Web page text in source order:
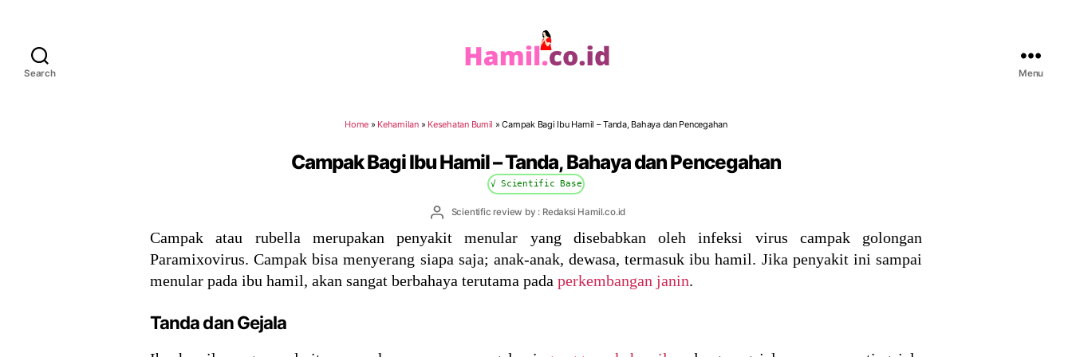
Search Menu
Home » Kehamilan» Kesehatan Bumil »Campak Bagi Ibu Hamil – Tanda, Bahaya dan Pencegahan
Campak Bagi Ibu Hamil – Tanda, Bahaya dan Pencegahan
√ Scientific Base
PostScientific review by : Redaksi Hamil.co.id
Campak atau rubella merupakan penyakit menular yang disebabkan oleh infeksi virus campak golongan
Paramixovirus. Campak bisa menyerang siapa saja; anak-anak, dewasa, termasuk ibu hamil. Jika penyakit ini sampai
menular pada ibu hamil, akan sangat berbahaya terutama pada perkembangan janin.
Tanda dan Gejala